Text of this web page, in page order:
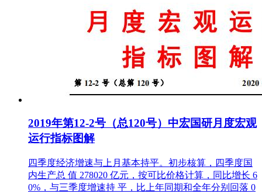
2019年第12-2号（总120号）中宏国研月度宏观
运行指标图解
四季度经济增速与上月基本持平。初步核算，四季度国
内生产总 值 278020 亿元，按可比价格计算，同比增长 6
0%，与三季度增速持 平，比上年同期和全年分别回落 0